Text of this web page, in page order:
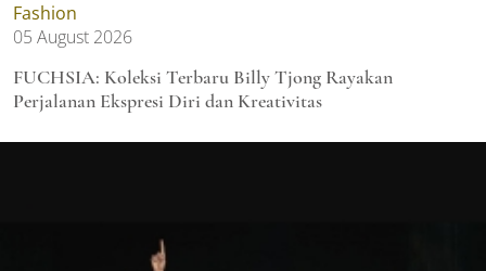
Fashion
05 August 2026
FUCHSIA: Koleksi Terbaru Billy Tjong Rayakan
Perjalanan Ekspresi Diri dan Kreativitas